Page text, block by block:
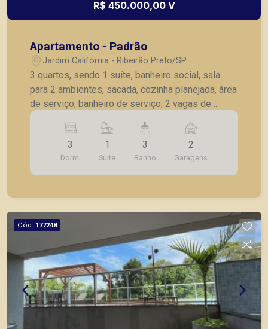
R$ 450.000,00 V
Apartamento - Padrão
Jardim Califórnia - Ribeirão Preto/SP
3 quartos, sendo 1 suíte, banheiro social, sala
para 2 ambientes, sacada, cozinha planejada, área
de serviço, banheiro de serviço, 2 vagas de
garagem.
3
Dorm.
1
Suite
3
Banho
2
Garagens
Cód. 177248